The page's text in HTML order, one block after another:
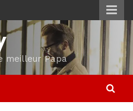
meilleur Papa